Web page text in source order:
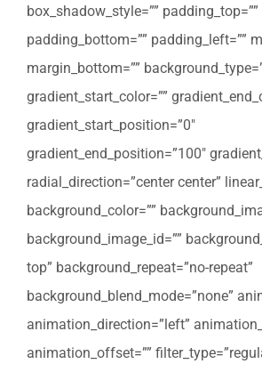
box_shadow_style=””
padding_bottom=”” padding_left=””
margin_bottom=””
gradient_start_color=””
gradient_start_position=”0″
gradient_end_position=”100″
radial_direction=”center center”
background_color=””
background_image_id=””
top” background_repeat=”no-repeat”
background_blend_mode=”none”
animation_direction=”left”
animation_offset=””